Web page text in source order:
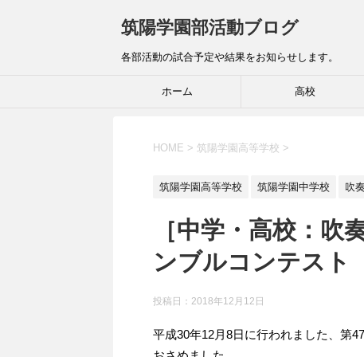
筑陽学園部活動ブログ
各部活動の試合予定や結果をお知らせします。
ホーム 高校
HOME > 筑陽学園高等学校 >
筑陽学園高等学校 筑陽学園中学校 吹
［中学・高校：吹
ンブルコンテスト
投稿日： 2018年12月12日
平成30年12月8日に行われました、第